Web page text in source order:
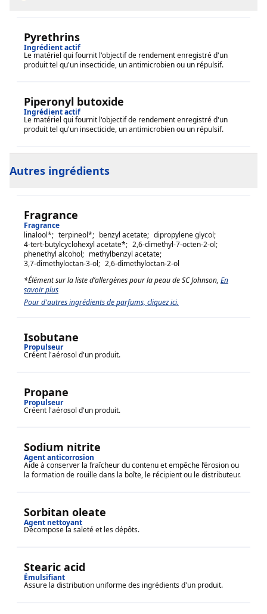
Pyrethrins
Ingrédient actif
Le matériel qui fournit l'objectif de rendement enregistré d'un
produit tel qu'un insecticide, un antimicrobien ou un répulsif.
Piperonyl butoxide
Ingrédient actif
Le matériel qui fournit l'objectif de rendement enregistré d'un
produit tel qu'un insecticide, un antimicrobien ou un répulsif.
Autres ingrédients
Fragrance
Fragrance
linalool*; terpineol*; benzyl acetate; dipropylene glycol;
4-tert-butylcyclohexyl acetate*; 2,6-dimethyl-7-octen-2-ol;
phenethyl alcohol; methylbenzyl acetate;
3,7-dimethyloctan-3-ol; 2,6-dimethyloctan-2-ol
*Élément sur la liste d’allergènes pour la peau de SC Johnson, En
savoir plus
Pour d'autres ingrédients de parfums, cliquez ici.
Isobutane
Propulseur
Créent l'aérosol d'un produit.
Propane
Propulseur
Créent l'aérosol d'un produit.
Sodium nitrite
Agent anticorrosion
Aide à conserver la fraîcheur du contenu et empêche l’érosion ou
la formation de rouille dans la boîte, le récipient ou le distributeur.
Sorbitan oleate
Agent nettoyant
Décompose la saleté et les dépôts.
Stearic acid
Émulsifiant
Assure la distribution uniforme des ingrédients d'un produit.